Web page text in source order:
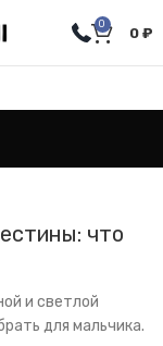
0
0 ₽
что
и светлой
для мальчика.